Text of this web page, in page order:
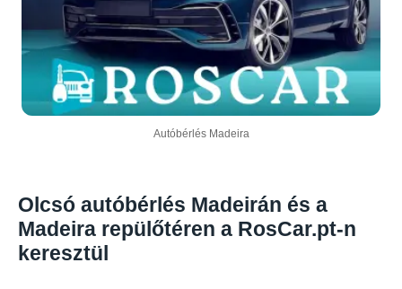
Autóbérlés Madeira
Olcsó autóbérlés Madeirán és a
Madeira repülőtéren a RosCar.pt-n
keresztül